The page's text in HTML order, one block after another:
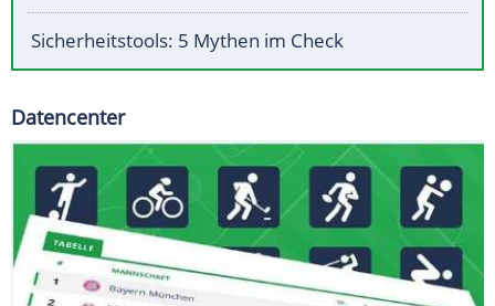
Sicherheitstools: 5 Mythen im Check
Datencenter